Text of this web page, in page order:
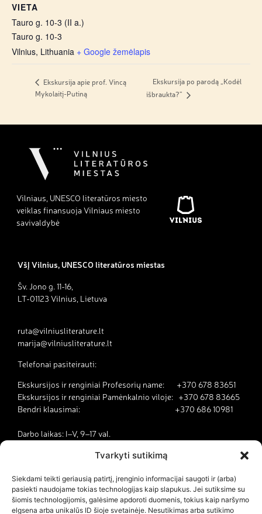
Tvarkyti sutikimą
Siekdami teikti geriausią patirtį, įrenginio informacijai saugoti ir (arba)
pasiekti naudojame tokias technologijas kaip slapukus. Jei sutiksime su
šiomis technologijomis, galėsime apdoroti duomenis, tokius kaip naršymo
elgsena arba unikalūs ID šioje svetainėje. Nesutikimas arba sutikimo
VIETA
Tauro g. 10-3 (II a.)
Tauro g. 10-3
Vilnius, Lithuania + Google žemėlapis
Ekskursija apie prof. Vincą
Mykolaitį-Putiną
Ekskursija po parodą „Kodėl
išbraukta?”
Vilniaus, UNESCO literatūros miesto
veiklas finansuoja Vilniaus miesto
savivaldybė
VšĮ Vilnius, UNESCO literatūros miestas
Šv. Jono g. 11-16,
LT-01123 Vilnius, Lietuva
ruta@vilniusliterature.lt
marija@vilniusliterature.lt
Telefonai pasiteirauti:
Ekskursijos ir renginiai Profesorių name: +370 678 83651
Ekskursijos ir renginiai Pamėnkalnio viloje: +370 678 83665
Bendri klausimai: +370 686 10981
Darbo laikas: I–V, 9–17 val.
Kodėl Vilnius yra literatūros miestas?
Kontaktai